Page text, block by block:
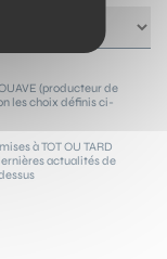
(producteur de
les choix définis ci-
à TOT OU TARD
actualités de